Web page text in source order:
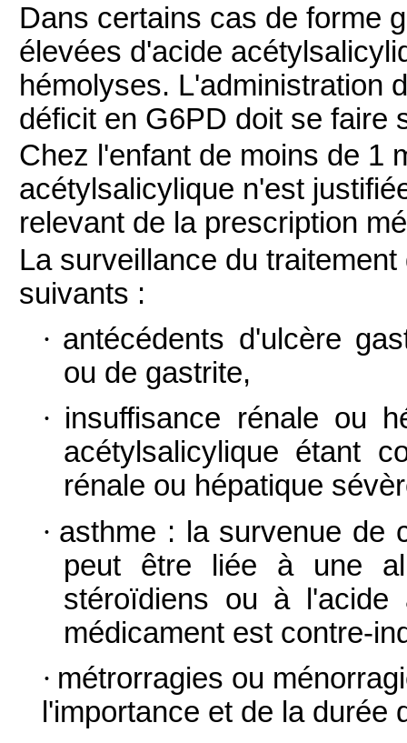
Dans certains cas de forme
élevées d'acide
hémolyses. L'administration
déficit en G6PD doit se faire
Chez l'enfant de moins de 1
acétylsalicylique n'est
relevant de la prescription
La surveillance du
suivants :
· antécédents d'ulcère
ou de gastrite,
· insuffisance rénale ou
acétylsalicylique étant
rénale ou hépatique
· asthme : la survenue de
peut être liée à une
stéroïdiens ou à l'acide
médicament est contre-
· métrorragies ou
l'importance et de la durée